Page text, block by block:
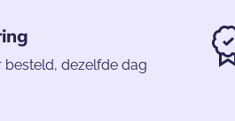
besteld, dezelfde dag